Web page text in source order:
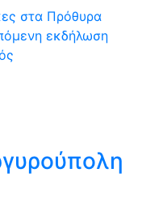
στα Πρόθυρα
εκδήλωση